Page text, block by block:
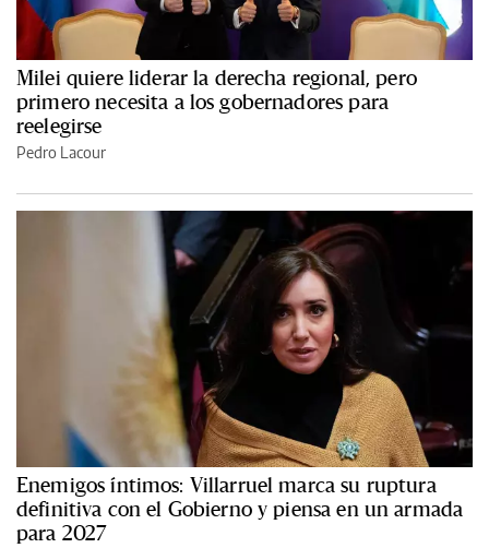
Milei quiere liderar la derecha regional, pero
primero necesita a los gobernadores para
reelegirse
Pedro Lacour
Enemigos íntimos: Villarruel marca su ruptura
definitiva con el Gobierno y piensa en un armada
para 2027